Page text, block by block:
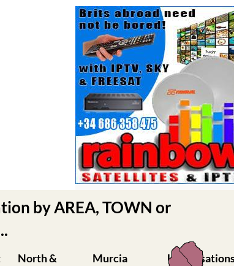
by AREA, TOWN or
North &
Murcia